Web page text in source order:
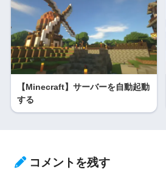
【Minecraft】サーバーを自動起動
する
コメントを残す